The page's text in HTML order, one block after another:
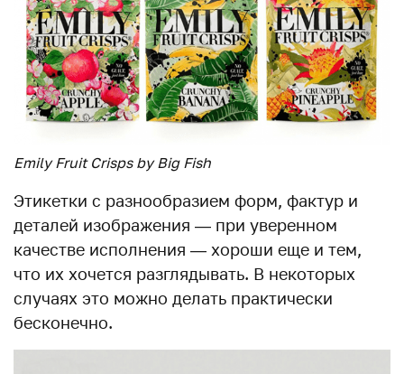
Emily Fruit Crisps by Big Fish
Этикетки с разнообразием форм, фактур и
деталей изображения — при уверенном
качестве исполнения — хороши еще и тем,
что их хочется разглядывать. В некоторых
случаях это можно делать практически
бесконечно.